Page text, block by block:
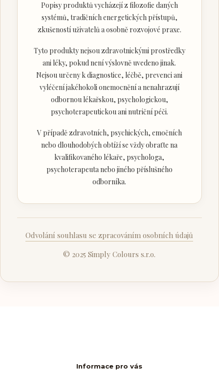
Popisy produktů vycházejí z filozofie daných
systémů, tradičních energetických přístupů,
zkušeností uživatelů a osobně rozvojové praxe.
Tyto produkty nejsou zdravotnickými prostředky
ani léky, pokud není výslovně uvedeno jinak.
Nejsou určeny k diagnostice, léčbě, prevenci ani
vyléčení jakéhokoli onemocnění a nenahrazují
odbornou lékařskou, psychologickou,
psychoterapeutickou ani nutriční péči.
V případě zdravotních, psychických, emočních
nebo dlouhodobých obtíží se vždy obraťte na
kvalifikovaného lékaře, psychologa,
psychoterapeuta nebo jiného příslušného
odborníka.
Odvolání souhlasu se zpracováním osobních údajů
© 2025 Simply Colours s.r.o.
Informace pro vás